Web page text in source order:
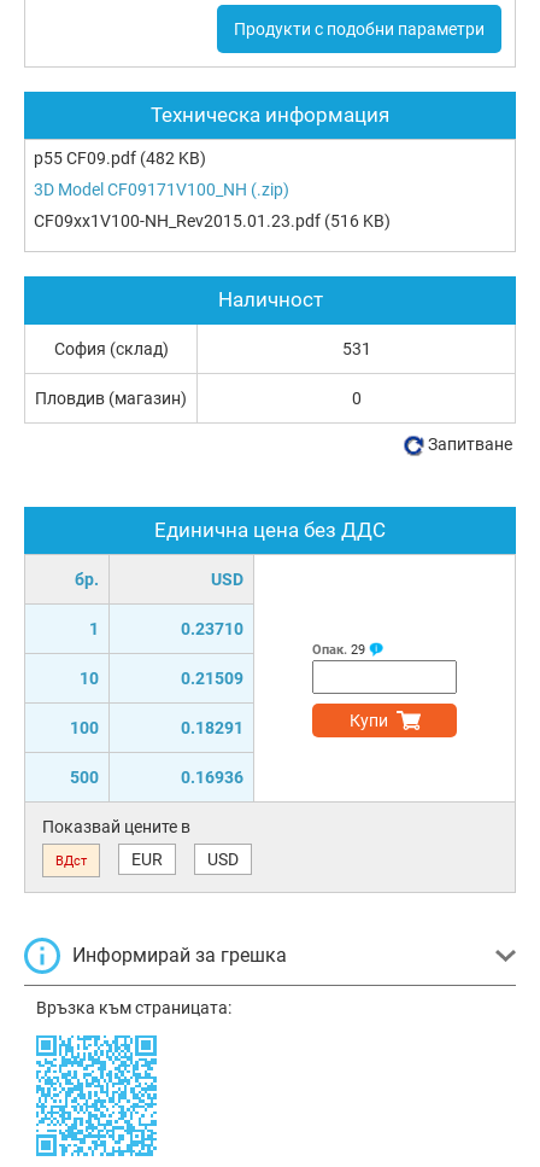
Продукти с подобни параметри
Техническа информация
p55 CF09.pdf (482 KB)
3D Model CF09171V100_NH (.zip)
CF09xx1V100-NH_Rev2015.01.23.pdf (516 KB)
Единична цена без ДДС
бр. USD
1 0.23710
10 0.21509
100 0.18291
500 0.16936
Опак. 29
Купи
Показвай цените в
ВДст EUR USD
Информирай за грешка
Връзка към страницата:
Наличност
София (склад) 531
Пловдив (магазин) 0
Запитване